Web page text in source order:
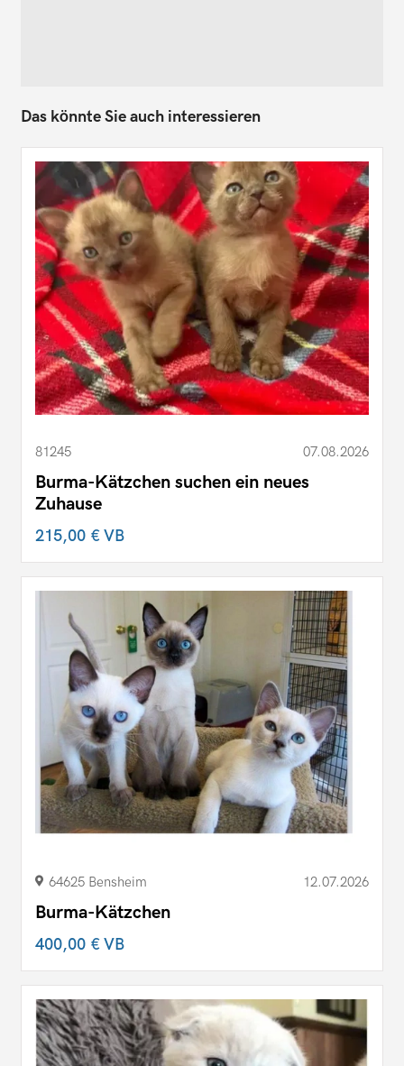
Das könnte Sie auch interessieren
81245 07.08.2026
Burma-Kätzchen suchen ein neues
Zuhause
215,00 €VB
64625 Bensheim 12.07.2026
Burma-Kätzchen
400,00 €VB